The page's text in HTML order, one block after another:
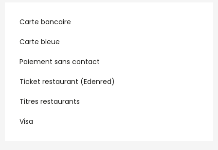
Carte bancaire
Carte bleue
Paiement sans contact
Ticket restaurant (Edenred)
Titres restaurants
Visa